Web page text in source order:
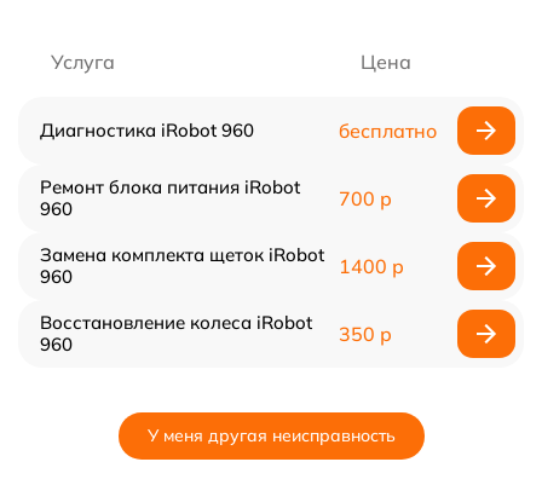
Услуга Цена
Диагностика iRobot 960 бесплатно
Ремонт блока питания iRobot
960
700 р
Замена комплекта щеток iRobot
960
1400 р
Восстановление колеса iRobot
960
350 р
У меня другая неисправность